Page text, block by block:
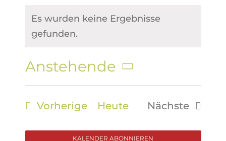
Hinweis
Es wurden keine Ergebnisse
gefunden.
Anstehende
Datum
wählen.
VorherigeVeranstaltungen
Heute
Nächste
KALENDER ABONNIEREN